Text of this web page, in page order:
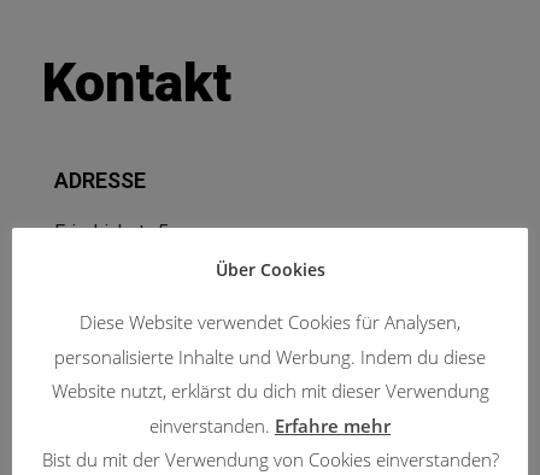
Kontakt
ADRESSE
Friedrichstr. 5
Telefon: 0151 – 156 765 92
Email: info@aus-und-weiterbildung-goe.de
Über Cookies
Diese Website verwendet Cookies für Analysen,
personalisierte Inhalte und Werbung. Indem du diese
Website nutzt, erklärst du dich mit dieser Verwendung
einverstanden. Erfahre mehr
Bist du mit der Verwendung von Cookies einverstanden?